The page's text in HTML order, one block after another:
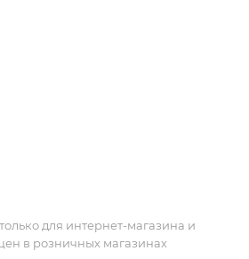
для интернет-магазина и
в розничных магазинах